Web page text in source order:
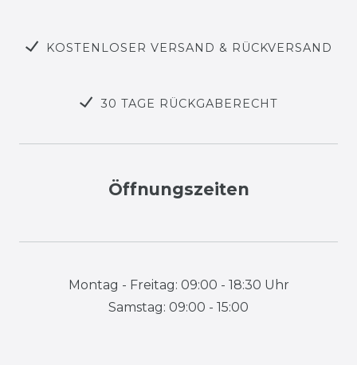
KOSTENLOSER VERSAND & RÜCKVERSAND
30 TAGE RÜCKGABERECHT
Öffnungszeiten
Montag - Freitag: 09:00 - 18:30 Uhr
Samstag: 09:00 - 15:00